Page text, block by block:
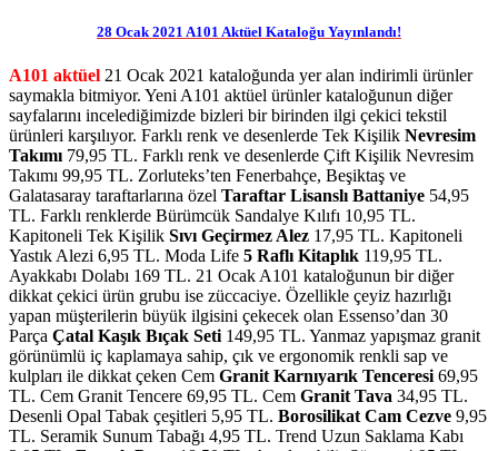
28 Ocak 2021 A101 Aktüel Kataloğu Yayınlandı!
A101 aktüel 21 Ocak 2021 kataloğunda yer alan indirimli ürünler
saymakla bitmiyor. Yeni A101 aktüel ürünler kataloğunun diğer
sayfalarını incelediğimizde bizleri bir birinden ilgi çekici tekstil
ürünleri karşılıyor. Farklı renk ve desenlerde Tek Kişilik Nevresim
Takımı79,95 TL. Farklı renk ve desenlerde Çift Kişilik Nevresim
Takımı 99,95 TL. Zorluteks’ten Fenerbahçe, Beşiktaş ve
Galatasaray taraftarlarına özel Taraftar Lisanslı Battaniye 54,95
TL. Farklı renklerde Bürümcük Sandalye Kılıfı 10,95 TL.
Kapitoneli Tek Kişilik Sıvı Geçirmez Alez 17,95 TL. Kapitoneli
Yastık Alezi 6,95 TL. Moda Life 5 Raflı Kitaplık 119,95 TL.
Ayakkabı Dolabı 169 TL. 21 Ocak A101 kataloğunun bir diğer
dikkat çekici ürün grubu ise züccaciye. Özellikle çeyiz hazırlığı
yapan müşterilerin büyük ilgisini çekecek olan Essenso’dan 30
Parça Çatal Kaşık Bıçak Seti149,95 TL. Yanmaz yapışmaz granit
görünümlü iç kaplamaya sahip, çık ve ergonomik renkli sap ve
kulpları ile dikkat çeken Cem Granit Karnıyarık Tenceresi69,95
TL. Cem Granit Tencere 69,95 TL. Cem Granit Tava 34,95 TL.
Desenli Opal Tabak çeşitleri 5,95 TL. Borosilikat Cam Cezve 9,95
TL. Seramik Sunum Tabağı 4,95 TL. Trend Uzun Saklama Kabı